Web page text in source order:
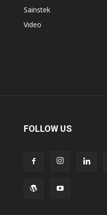
Sainstek
Video
FOLLOW US